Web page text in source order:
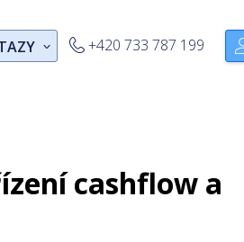
+420 733 787 199
cashflow a